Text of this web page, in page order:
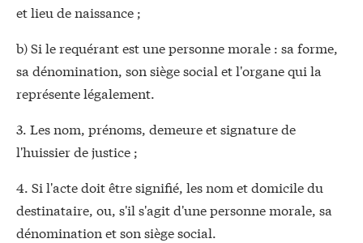
et lieu de naissance ;
b) Si le requérant est une personne morale : sa forme,
sa dénomination, son siège social et l'organe qui la
représente légalement.
3. Les nom, prénoms, demeure et signature de
l'huissier de justice ;
4. Si l'acte doit être signifié, les nom et domicile du
destinataire, ou, s'il s'agit d'une personne morale, sa
dénomination et son siège social.